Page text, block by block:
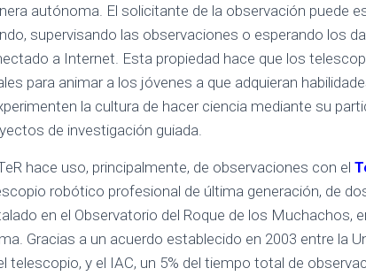
autónoma. El solicitante de la observación puede
supervisando las observaciones o esperando los
a Internet. Esta propiedad hace que los
para animar a los jóvenes a que adquieran
la cultura de hacer ciencia mediante su
de investigación guiada.
hace uso, principalmente, de observaciones con el
robótico profesional de última generación, de
en el Observatorio del Roque de los Muchachos,
Gracias a un acuerdo establecido en 2003 entre la
telescopio, y el IAC, un 5% del tiempo total de